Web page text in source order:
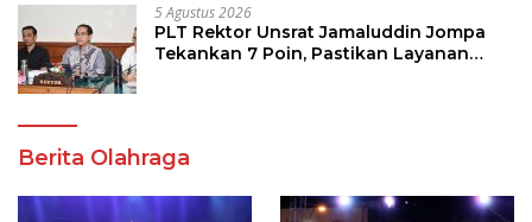
5 Agustus 2026
PLT Rektor Unsrat Jamaluddin Jompa
Tekankan 7 Poin, Pastikan Layanan
Berita Olahraga